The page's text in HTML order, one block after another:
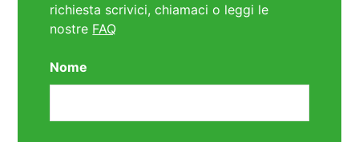
richiesta scrivici, chiamaci o leggi le
nostre FAQ
Nome